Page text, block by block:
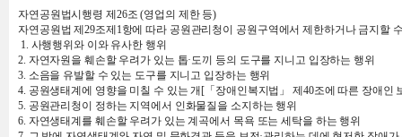
자연공원법시행령 제26조 (영업의 제한 등)
자연공원법 제29조제1항에 따라 공원관리청이 공원구역에서 제한하거나 금지할
1. 사행행위와 이와 유사한 행위
2. 자연자원을 훼손할 우려가 있는 톱·도끼 등의 도구를 지니고 입장하는 행위
3. 소음을 유발할 수 있는 도구를 지니고 입장하는 행위
4. 공원생태계에 영향을 미칠 수 있는 개[「장애인복지법」 제40조에 따른 장애
5. 공원관리청이 정하는 지역에서 인화물질을 소지하는 행위
6. 자연생태계를 훼손할 우려가 있는 계곡에서 목욕 또는 세탁을 하는 행위